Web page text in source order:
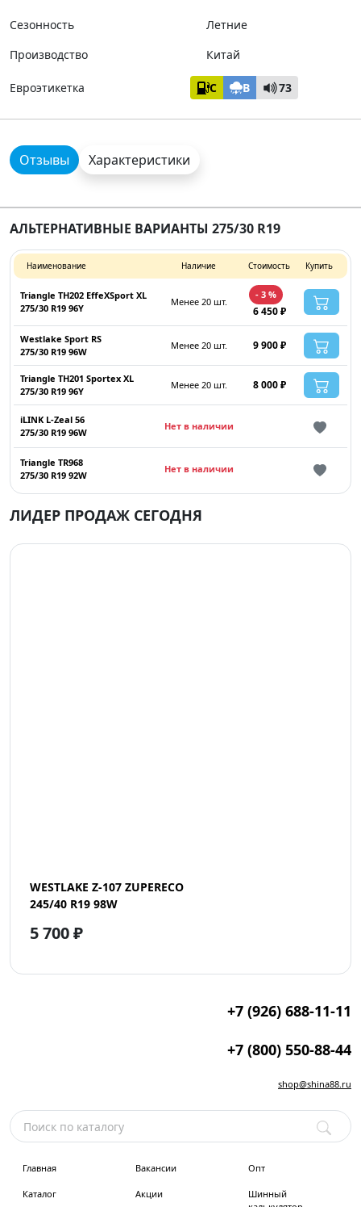
Сезонность
Летние
Производство
Китай
Евроэтикетка C B 73
Отзывы Характеристики
АЛЬТЕРНАТИВНЫЕ ВАРИАНТЫ 275/30 R19
Наименование Наличие Стоимость Купить
Triangle TH202 EffeXSport XL
275/30 R19 96Y
Менее 20 шт.
- 3 %
6 450 ₽
Westlake Sport RS
275/30 R19 96W
Менее 20 шт. 9 900 ₽
Triangle TH201 Sportex XL
275/30 R19 96Y
Менее 20 шт. 8 000 ₽
iLINK L-Zeal 56
275/30 R19 96W
Нет в наличии
Triangle TR968
275/30 R19 92W
Нет в наличии
ЛИДЕР ПРОДАЖ СЕГОДНЯ
WESTLAKE Z-107 ZUPERECO
245/40 R19 98W
5 700 ₽
+7 (926) 688-11-11
+7 (800) 550-88-44
shop@shina88.ru
Главная
Каталог
Вакансии
Акции
Опт
Шинный